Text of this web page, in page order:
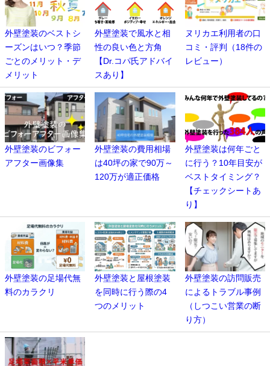
外壁塗装のベストシ
ーズンはいつ？季節
ごとのメリット・デ
メリット
外壁塗装で風水と相
性の良い色と方角
【Dr.コパ氏アドバイ
スあり】
ヌリカエ利用者の口
コミ・評判（18件の
レビュー）
外壁塗装のビフォー
アフター画像集
外壁塗装の費用相場
は40坪の家で90万～
120万が適正価格
外壁塗装は何年ごと
に行う？10年目安が
ベストタイミング？
【チェックシートあ
り】
外壁塗装の足場代無
料のカラクリ
外壁塗装と屋根塗装
を同時に行う際の4
つのメリット
外壁塗装の訪問販売
によるトラブル事例
（しつこい営業の断
り方）